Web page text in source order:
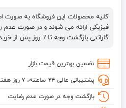
درمومد
DERMOMED
حاوی
انبه
ENERGIA
حجم
کلیه محصولات این فروشگاه به صورت
فیزیکی ارائه می شوند و در صورت
گارانتی بازگشت وجه تا 7 روز پس از خرید می باشند.
تضمین بهترین قیمت بازار
پشتیبانی عالی ۲۴ ساعته، ۷ روز هفته
بازگشت وجه در صورت عدم رضایت